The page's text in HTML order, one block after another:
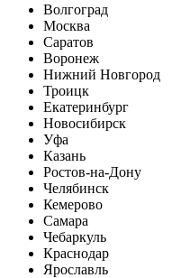
Волгоград
Москва
Саратов
Воронеж
Нижний Новгород
Троицк
Екатеринбург
Новосибирск
Уфа
Казань
Ростов-на-Дону
Челябинск
Кемерово
Самара
Чебаркуль
Краснодар
Ярославль